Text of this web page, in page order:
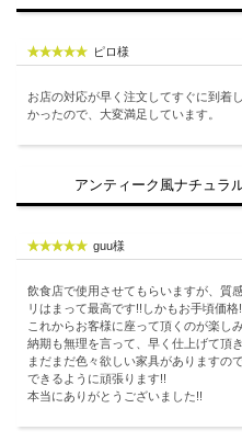
ピロ様
お店の対応が早く注文してすぐに到
かったので、大変満足しています。
アンティーク風ナチュラ
guu様
飲食店で使用させてもらいますが、質
リはまって最高です!!しかもお手頃価格
これからお客様に座って頂くのが楽しみ
納期も無理を言って、早く仕上げて頂
まだまだ色々欲しい家具がありますの
できるように頑張ります!!
本当にありがとうございました!!